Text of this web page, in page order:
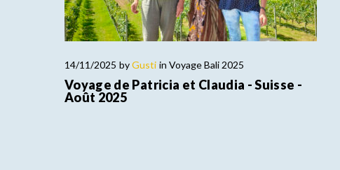
14/11/2025 byGusti in Voyage Bali 2025
Voyage de Patricia et Claudia - Suisse -
Août 2025